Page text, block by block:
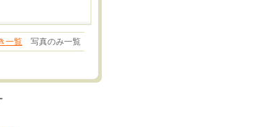
一覧 写真のみ一覧